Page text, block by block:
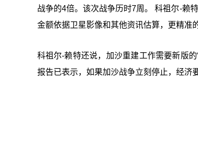
战争的4倍。该次战争历时7周。 科祖尔-赖
金额依据卫星影像和其他资讯估算，更精准
科祖尔-赖特还说，加沙重建工作需要新版
报告已表示，如果加沙战争立刻停止，经济